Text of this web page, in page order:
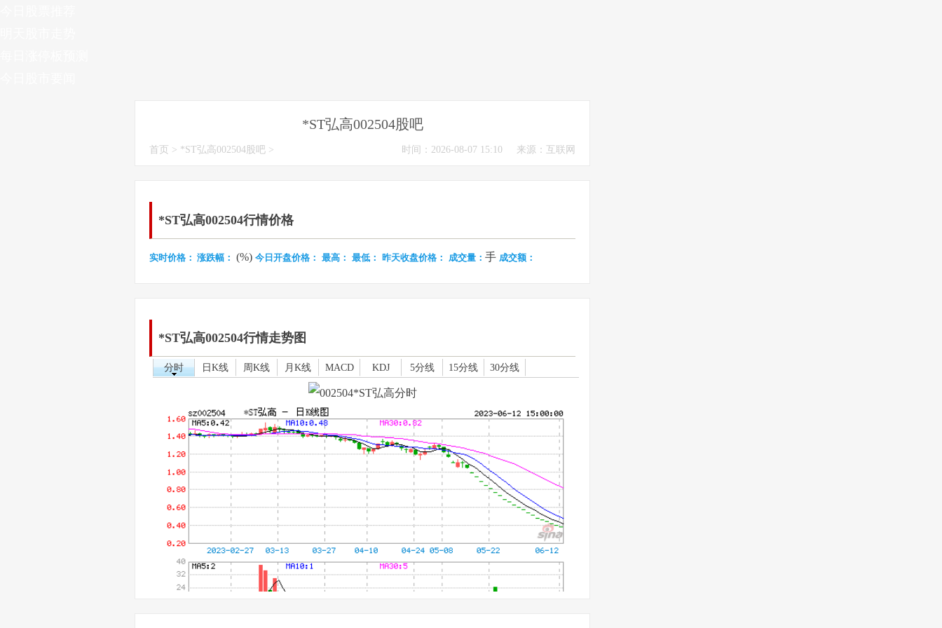
*ST弘高002504股吧
首页 > *ST弘高002504股吧 > 来源：互联网
时间：2026-08-07 15:10
*ST弘高002504行情价格
实时价格： 涨跌幅： (%) 今日开盘价格： 最高： 最低： 昨天收盘价格： 成交量： 手 成交额：
*ST弘高002504行情走势图
分时 日K线 周K线 月K线 MACD KDJ 5分线 15分线 30分线